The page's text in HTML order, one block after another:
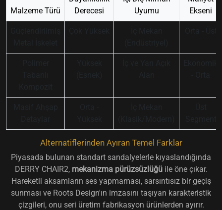
Malzeme Türü
Derecesi
Uyumu
Ekseni
Alternatiflerinden Ayıran Temel Farklar
Piyasada bulunan standart sandalyelerle kıyaslandığında
DERRY CHAIR2, mekanizma pürüzsüzlüğüile öne çıkar.
Hareketli aksamların ses yapmaması, sarsıntısız bir geçiş
sunması ve Roots Design'ın imzasını taşıyan karakteristik
çizgileri, onu seri üretim fabrikasyon ürünlerden ayırır.